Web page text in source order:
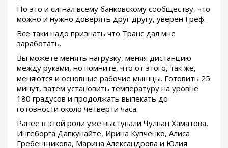
Но это и сигнал всему банковскому сообществу, что
можно и нужно доверять друг другу, уверен Греф.
Все таки надо признать что Транс дал мне
заработать.
Вы можете менять нагрузку, меняя дистанцию
между руками, но помните, что от этого, так же,
меняются и основные рабочие мышцы. Готовить 25
минут, затем установить температуру на уровне
180 градусов и продолжать выпекать до
готовности около четверти часа.
Ранее в этой роли уже выступали Чулпан Хаматова,
Ингеборга Дапкунайте, Ирина Купченко, Алиса
Гребенщикова, Марина Александрова и Юлия